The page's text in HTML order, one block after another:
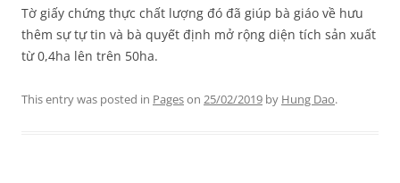
Tờ giấy chứng thực chất lượng đó đã giúp bà giáo về hưu
thêm sự tự tin và bà quyết định mở rộng diện tích sản xuất
từ 0,4ha lên trên 50ha.
This entry was posted in Pageson 25/02/2019 by Hung Dao.